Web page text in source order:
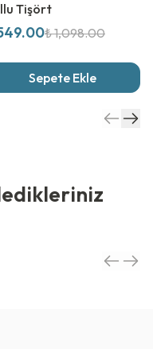
Tişört
₺ 1,098.00
Sepete Ekle